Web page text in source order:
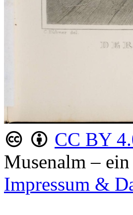
CC BY
Musenalm –
Impressum &